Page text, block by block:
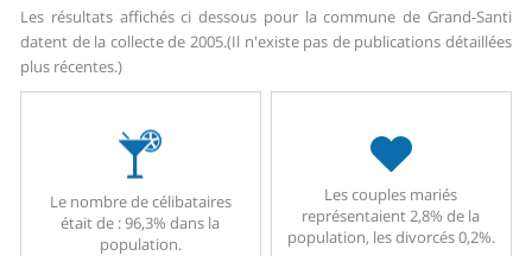
Les résultats affichés ci dessous pour la commune de Grand-Santi
datent de la collecte de 2005.(Il n'existe pas de publications détaillées
plus récentes.)
Le nombre de célibataires
était de : 96,3% dans la
population.
Les couples mariés
représentaient 2,8% de la
population, les divorcés 0,2%.